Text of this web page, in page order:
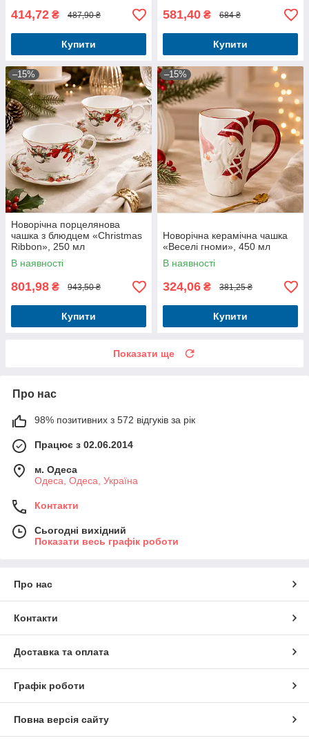
414,72 ₴ 487,90 ₴
Купити
581,40 ₴ 684 ₴
Купити
–15%
Новорічна порцелянова
чашка з блюдцем «Christmas
Ribbon», 250 мл
В наявності
801,98 ₴ 943,50 ₴
Купити
–15%
Новорічна керамічна чашка
«Веселі гноми», 450 мл
В наявності
324,06 ₴ 381,25 ₴
Купити
Показати ще
Про нас
98% позитивних з 572 відгуків за рік
Працює з 02.06.2014
м. Одеса
Одеса, Одеса, Україна
Контакти
Сьогодні вихідний
Показати весь графік роботи
Про нас
Контакти
Доставка та оплата
Графік роботи
Повна версія сайту